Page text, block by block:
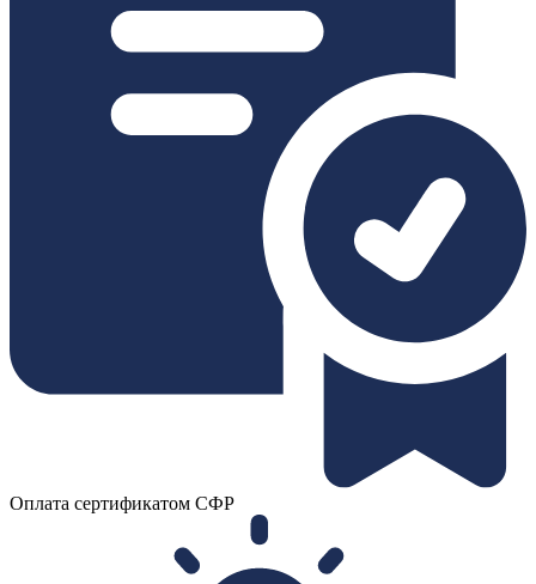
Оплата сертификатом СФР